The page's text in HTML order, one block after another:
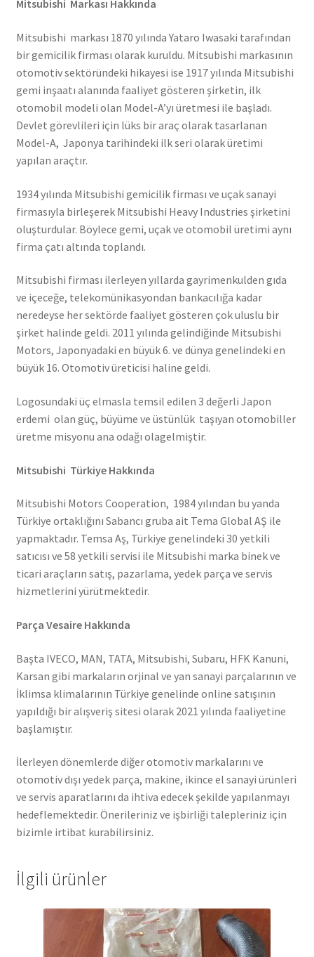
Mitsubishi Markası Hakkında
Mitsubishi markası 1870 yılında Yataro Iwasaki tarafından
bir gemicilik firması olarak kuruldu. Mitsubishi markasının
otomotiv sektöründeki hikayesi ise 1917 yılında Mitsubishi
gemi inşaatı alanında faaliyet gösteren şirketin, ilk
otomobil modeli olan Model-A’yı üretmesi ile başladı.
Devlet görevlileri için lüks bir araç olarak tasarlanan
Model-A, Japonya tarihindeki ilk seri olarak üretimi
yapılan araçtır.
1934 yılında Mitsubishi gemicilik firması ve uçak sanayi
firmasıyla birleşerek Mitsubishi Heavy Industries şirketini
oluşturdular. Böylece gemi, uçak ve otomobil üretimi aynı
firma çatı altında toplandı.
Mitsubishi firması ilerleyen yıllarda gayrimenkulden gıda
ve içeceğe, telekomünikasyondan bankacılığa kadar
neredeyse her sektörde faaliyet gösteren çok uluslu bir
şirket halinde geldi. 2011 yılında gelindiğinde Mitsubishi
Motors, Japonyadaki en büyük 6. ve dünya genelindeki en
büyük 16. Otomotiv üreticisi haline geldi.
Logosundaki üç elmasla temsil edilen 3 değerli Japon
erdemi olan güç, büyüme ve üstünlük taşıyan otomobiller
üretme misyonu ana odağı olagelmiştir.
Mitsubishi Türkiye Hakkında
Mitsubishi Motors Cooperation, 1984 yılından bu yanda
Türkiye ortaklığını Sabancı gruba ait Tema Global AŞ ile
yapmaktadır. Temsa Aş, Türkiye genelindeki 30 yetkili
satıcısı ve 58 yetkili servisi ile Mitsubishi marka binek ve
ticari araçların satış, pazarlama, yedek parça ve servis
hizmetlerini yürütmektedir.
Parça Vesaire Hakkında
Başta IVECO, MAN, TATA, Mitsubishi, Subaru, HFK Kanuni,
Karsan gibi markaların orjinal ve yan sanayi parçalarının ve
İklimsa klimalarının Türkiye genelinde online satışının
yapıldığı bir alışveriş sitesi olarak 2021 yılında faaliyetine
başlamıştır.
İlerleyen dönemlerde diğer otomotiv markalarını ve
otomotiv dışı yedek parça, makine, ikince el sanayi ürünleri
ve servis aparatlarını da ihtiva edecek şekilde yapılanmayı
hedeflemektedir. Önerileriniz ve işbirliği talepleriniz için
bizimle irtibat kurabilirsiniz.
İlgili ürünler